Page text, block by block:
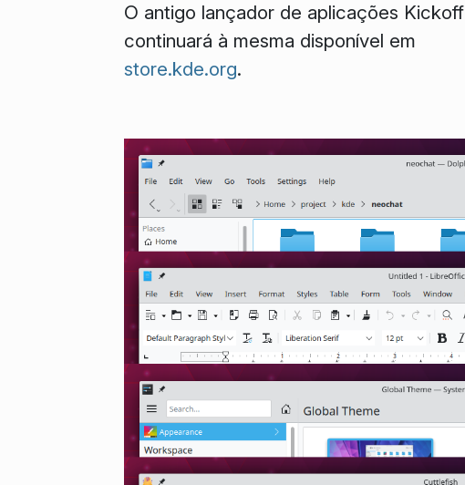
O antigo lançador de aplicações Kickoff
continuará à mesma disponível em
store.kde.org.